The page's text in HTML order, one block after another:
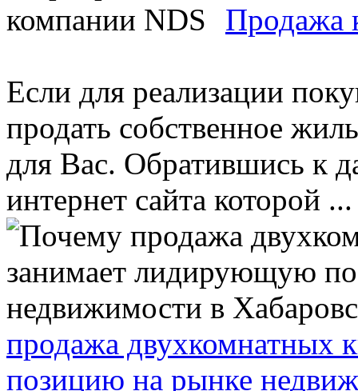
Продажа
Если для реализации
продать собственное
для Вас. Обратившись к
интернет сайта которой ...
продажа двухкомнатных
позицию на рынке